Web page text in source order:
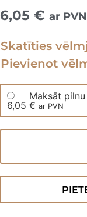
6,05 € ar PVN
Skatīties
Pievienot
Maksāt
6,05 € ar PVN
Parketa
cietā
eļļu